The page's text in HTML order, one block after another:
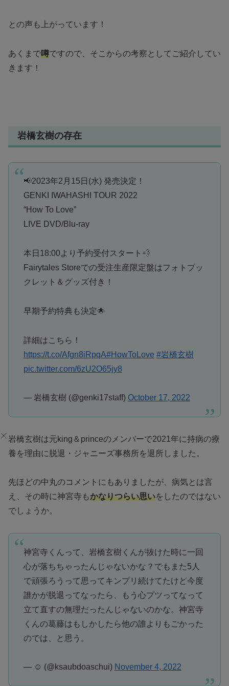
との声も上がっています！
あくまで噂ですので、そこからの考察としてご紹介してい
きます！
岩橋玄樹の存在
📢2023年2月15日(水) 発売決定！
GENKI IWAHASHI TOUR 2022
“How To Love”
LIVE DVD/Blu-ray
本日18:00より予約受付スタート💨
Fairytales Storeでの受注生産限定盤はフォトブッ
クレット＆グッズ付き！
早期予約特典も決定🌟
詳細はこちら！
https://t.co/Afgn8iRpqA#HowToLove #岩橋玄樹
pic.twitter.com/6zU2O65jy8
— 岩橋玄樹 (@genki17staff) October 17, 2022
岩橋玄樹は元king＆princeのメンバーで2021年に持病の療
養を理由に脱退・ジャニーズ事務所を退所しました。
先ほどの中丸のコメントにもありましたが、病気とは言
え、その時に神宮寺もかなりつらい思いをしたのではない
でしょうか。
神宮寺くんって、岩橋玄樹くんが抜けた時に一回
心が落ちちゃったんじゃないかな？でもまた5人
で頑張ろうって思ってキンプリ続けてたけど今度
誰かが脱退ってなったら、もう心プツってなって
立て直すの無理だったんじゃないのかな。神宮寺
くんの葛藤はもしかしたら他の誰よりもごかった
のでは、と思う。
— ☺️ (@ksaubdoaschui) November 4, 2022